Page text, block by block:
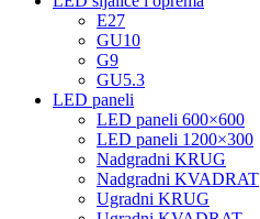
E27
GU10
G9
GU5.3
LED paneli
LED paneli 600×600
LED paneli 1200×300
Nadgradni KRUG
Nadgradni KVADRAT
Ugradni KRUG